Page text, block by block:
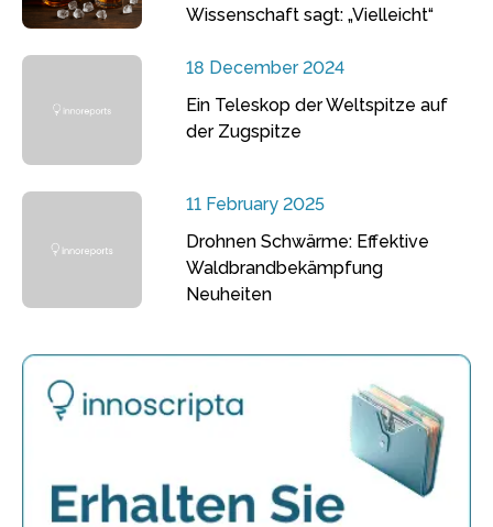
Wissenschaft sagt: „Vielleicht“
18 December 2024
Ein Teleskop der Weltspitze auf
der Zugspitze
11 February 2025
Drohnen Schwärme: Effektive
Waldbrandbekämpfung
Neuheiten